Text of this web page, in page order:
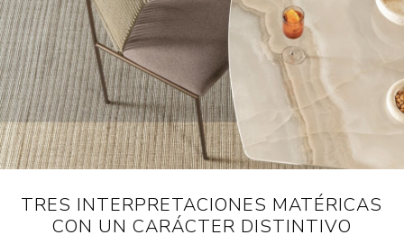
TRES INTERPRETACIONES MATÉRICAS
CON UN CARÁCTER DISTINTIVO